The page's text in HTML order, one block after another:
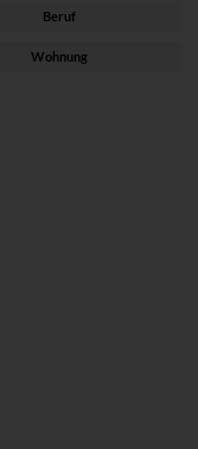
Beruf
Wohnung